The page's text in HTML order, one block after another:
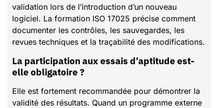
validation lors de l’introduction d’un nouveau
logiciel. La formation ISO 17025 précise comment
documenter les contrôles, les sauvegardes, les
revues techniques et la traçabilité des modifications.
La participation aux essais d’aptitude est-
elle obligatoire ?
Elle est fortement recommandée pour démontrer la
validité des résultats. Quand un programme externe